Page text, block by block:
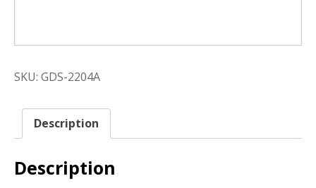
SKU: GDS-2204A
Description
Description